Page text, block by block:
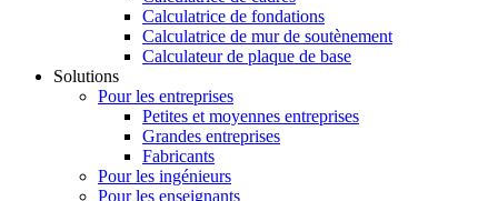
Calculatrice de fondations
Calculatrice de mur de soutènement
Calculateur de plaque de base
Solutions
Pour les entreprises
Petites et moyennes entreprises
Grandes entreprises
Fabricants
Pour les ingénieurs
Pour les enseignants